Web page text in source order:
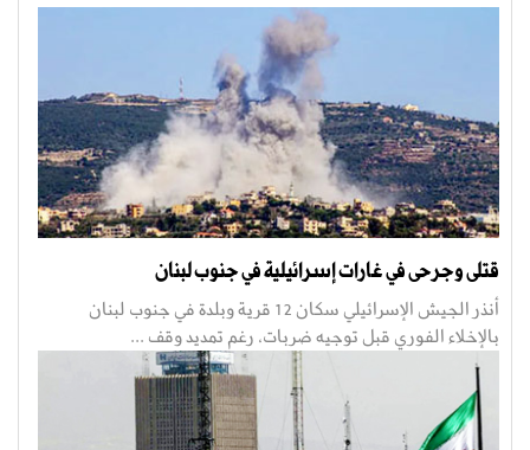
قتلى وجرحى في غارات إسرائيلية في جنوب لبنان
أنذر الجيش الإسرائيلي سكان 12 قرية وبلدة في جنوب لبنان
بالإخلاء الفوري قبل توجيه ضربات، رغم تمديد وقف ...